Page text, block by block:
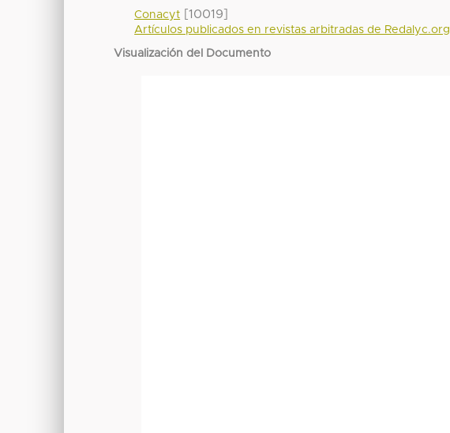
Conacyt [10019]
Artículos publicados en revistas arbitradas de Redalyc.org
Visualización del Documento